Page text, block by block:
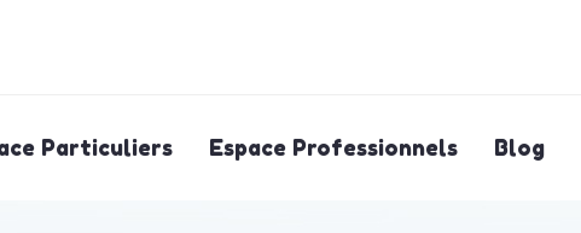
Particuliers Espace Professionnels Blog